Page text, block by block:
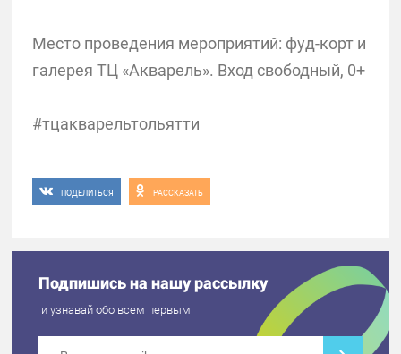
Место проведения мероприятий: фуд-корт и
галерея ТЦ «Акварель». Вход свободный, 0+
#тцакварельтольятти
ПОДЕЛИТЬСЯ РАССКАЗАТЬ
Подпишись на нашу рассылку
и узнавай обо всем первым